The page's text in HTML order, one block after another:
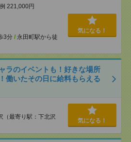
221,000円
3分 / 永田町駅から徒
気になる！
ラのイベントも！好きな場所
働いたその日に給料もらえる
（最寄り駅：下北沢
気になる！